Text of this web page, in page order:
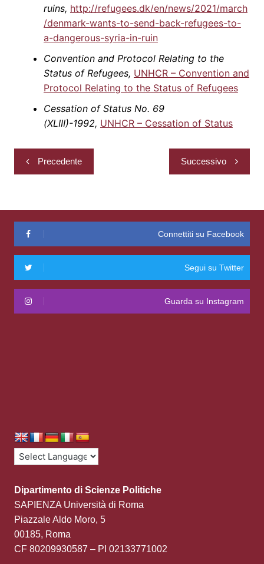
ruins, http://refugees.dk/en/news/2021/march
/denmark-wants-to-send-back-refugees-to-
a-dangerous-syria-in-ruin
Convention and Protocol Relating to the
Status of Refugees, UNHCR – Convention and
Protocol Relating to the Status of Refugees
Cessation of Status No. 69
(XLIII)-1992, UNHCR – Cessation of Status
Navigazione
articoli
Precedente Successivo
Connettiti su Facebook
Segui su Twitter
Guarda su Instagram
Dipartimento di Scienze Politiche
SAPIENZA Università di Roma
Piazzale Aldo Moro, 5
00185, Roma
CF 80209930587 – PI 02133771002